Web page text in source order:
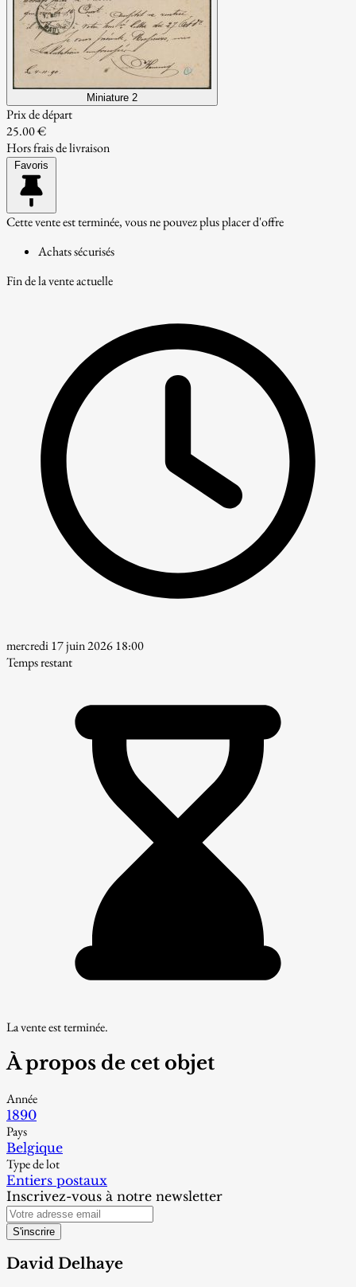
Miniature 2
Prix de départ
25.00 €
Hors frais de livraison
Favoris
Cette vente est terminée, vous ne pouvez plus placer d'offre
Achats sécurisés
Fin de la vente actuelle
mercredi 17 juin 2026 18:00
Temps restant
La vente est terminée.
À propos de cet objet
Année
1890
Pays
Belgique
Type de lot
Entiers postaux
Inscrivez-vous à notre newsletter
S'inscrire
David Delhaye